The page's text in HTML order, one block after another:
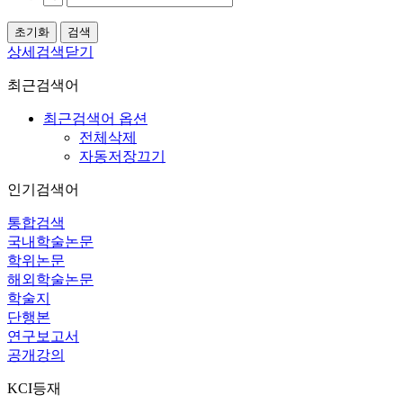
상세검색닫기
최근검색어
최근검색어 옵션
전체삭제
자동저장끄기
인기검색어
통합검색
국내학술논문
학위논문
해외학술논문
학술지
단행본
연구보고서
공개강의
KCI등재